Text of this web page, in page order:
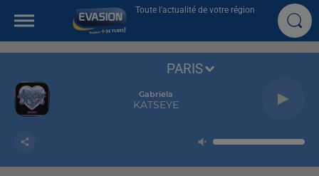
Toute l'actualité de votre région
Gabriela
KATSEYE
PARIS